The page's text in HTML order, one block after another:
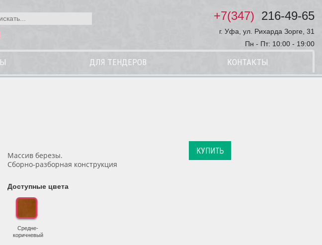
+7(347) 216-49-65
г. Уфа, ул. Рихарда Зорге, 31
Пн - Пт: 10:00 - 19:00
ДЛЯ ТЕНДЕРОВ КОНТАКТЫ
КУПИТЬ
Массив березы.
Сборно-разборная конструкция
Доступные цвета
Средне-
коричневый